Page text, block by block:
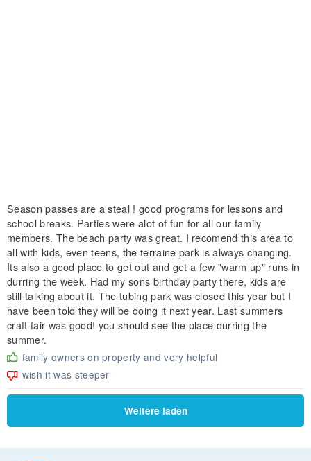
Season passes are a steal ! good programs for lessons and
school breaks. Parties were alot of fun for all our family
members. The beach party was great. I recomend this area to
all with kids, even teens, the terraine park is always changing.
Its also a good place to get out and get a few "warm up" runs in
durring the week. Had my sons birthday party there, kids are
still talking about it. The tubing park was closed this year but I
have been told they will be doing it next year. Last summers
craft fair was good! you should see the place durring the
summer.
family owners on property and very helpful
wish it was steeper
Weitere laden